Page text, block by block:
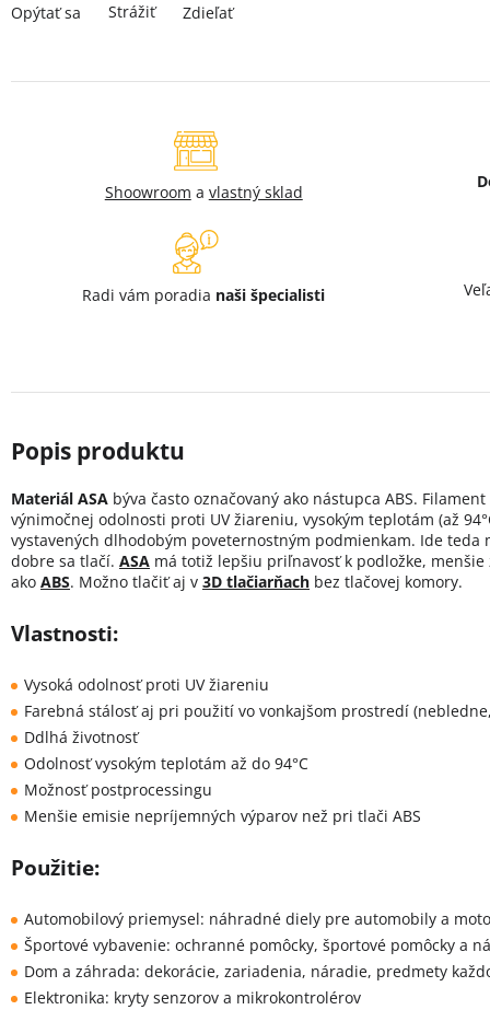
Opýtať sa Strážiť Zdieľať
Shoowroom a vlastný sklad
Radi vám poradia naši špecialisti
Materiál ASA býva často označovaný ako nástupca ABS.
výnimočnej odolnosti proti UV žiareniu, vysokým teplotám (až
vystavených dlhodobým poveternostným podmienkam. Ide teda
dobre sa tlačí. ASA má totiž lepšiu priľnavosť k podložke,
ako ABS. Možno tlačiť aj v 3D tlačiarňach bez tlačovej komory.
Vlastnosti:
Vysoká odolnosť proti UV žiareniu
Farebná stálosť aj pri použití vo vonkajšom prostredí
Ddlhá životnosť
Odolnosť vysokým teplotám až do 94°C
Možnosť postprocessingu
Menšie emisie nepríjemných výparov než pri tlači ABS
Použitie:
Automobilový priemysel: náhradné diely pre automobily a
Športové vybavenie: ochranné pomôcky, športové pomôcky a
Dom a záhrada: dekorácie, zariadenia, náradie, predmety
Elektronika: kryty senzorov a mikrokontrolérov